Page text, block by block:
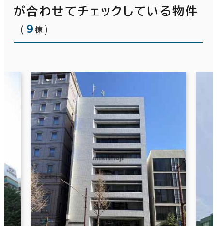
が合わせてチェックしている物件
（ 9 棟 ）